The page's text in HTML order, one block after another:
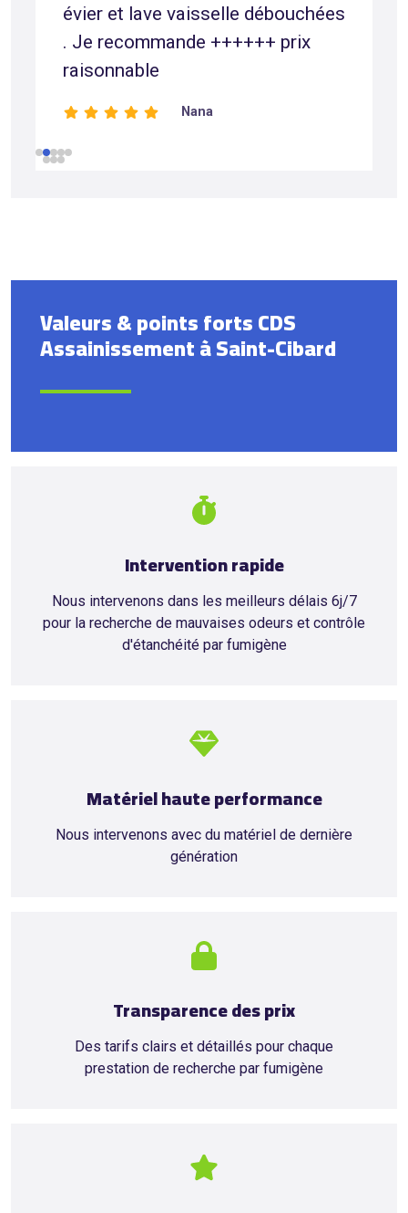
évier et lave vaisselle débouchées
. Je recommande ++++++ prix
raisonnable
Nana
Valeurs & points forts CDS
Assainissement à Saint-Cibard
Intervention rapide
Nous intervenons dans les meilleurs délais 6j/7
pour la recherche de mauvaises odeurs et contrôle
d'étanchéité par fumigène
Matériel haute performance
Nous intervenons avec du matériel de dernière
génération
Transparence des prix
Des tarifs clairs et détaillés pour chaque
prestation de recherche par fumigène